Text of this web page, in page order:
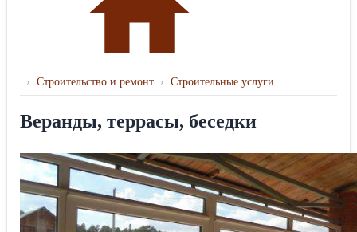
› Строительство и ремонт › Строительные услуги
Веранды, террасы, беседки